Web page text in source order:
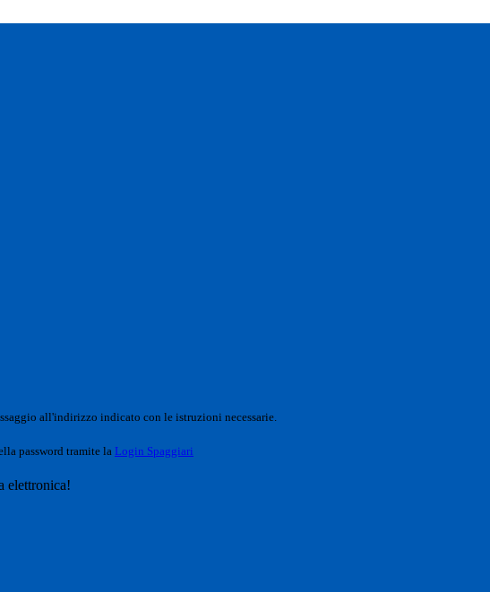
all'indirizzo indicato con le istruzioni necessarie.
password tramite la Login Spaggiari
elettronica!